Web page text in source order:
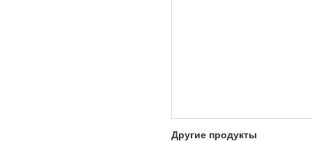
Другие продукты